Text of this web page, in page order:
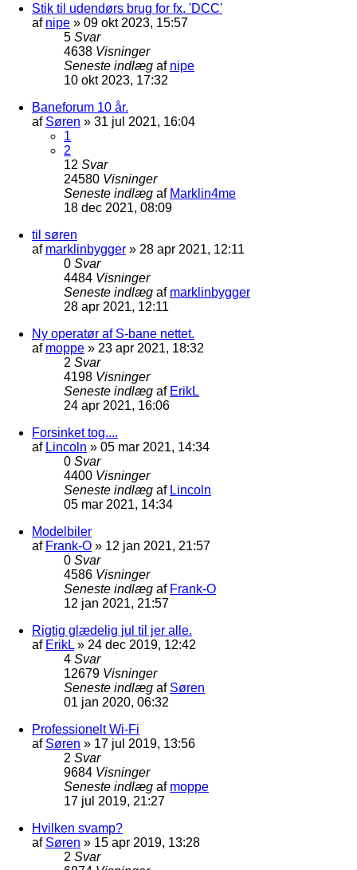
Stik til udendørs brug for fx. 'DCC'
af nipe » 09 okt 2023, 15:57
5 Svar
4638 Visninger
Seneste indlæg af nipe
10 okt 2023, 17:32
Baneforum 10 år.
af Søren » 31 jul 2021, 16:04
1
2
12 Svar
24580 Visninger
Seneste indlæg af Marklin4me
18 dec 2021, 08:09
til søren
af marklinbygger » 28 apr 2021, 12:11
0 Svar
4484 Visninger
Seneste indlæg af marklinbygger
28 apr 2021, 12:11
Ny operatør af S-bane nettet.
af moppe » 23 apr 2021, 18:32
2 Svar
4198 Visninger
Seneste indlæg af ErikL
24 apr 2021, 16:06
Forsinket tog....
af Lincoln » 05 mar 2021, 14:34
0 Svar
4400 Visninger
Seneste indlæg af Lincoln
05 mar 2021, 14:34
Modelbiler
af Frank-O » 12 jan 2021, 21:57
0 Svar
4586 Visninger
Seneste indlæg af Frank-O
12 jan 2021, 21:57
Rigtig glædelig jul til jer alle.
af ErikL » 24 dec 2019, 12:42
4 Svar
12679 Visninger
Seneste indlæg af Søren
01 jan 2020, 06:32
Professionelt Wi-Fi
af Søren » 17 jul 2019, 13:56
2 Svar
9684 Visninger
Seneste indlæg af moppe
17 jul 2019, 21:27
Hvilken svamp?
af Søren » 15 apr 2019, 13:28
2 Svar